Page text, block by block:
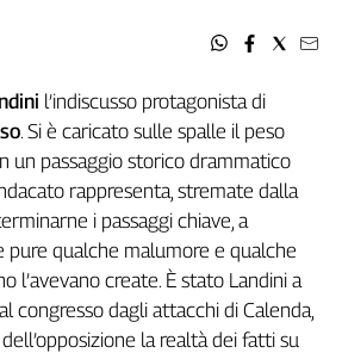
l’indiscusso protagonista di
. Si è caricato sulle spalle il peso
un passaggio storico drammatico
rappresenta, stremate dalla
i passaggi chiave, a
qualche malumore e qualche
l’avevano create. È stato Landini a
congresso dagli attacchi di Calenda,
la realtà dei fatti su